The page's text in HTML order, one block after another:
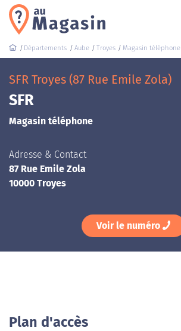
Départements Aube Troyes Magasin téléphone
SFR Troyes (87 Rue Emile Zola)
SFR
Magasin téléphone
Adresse & Contact
87 Rue Emile Zola
10000 Troyes
Voir le numéro
Plan d'accès